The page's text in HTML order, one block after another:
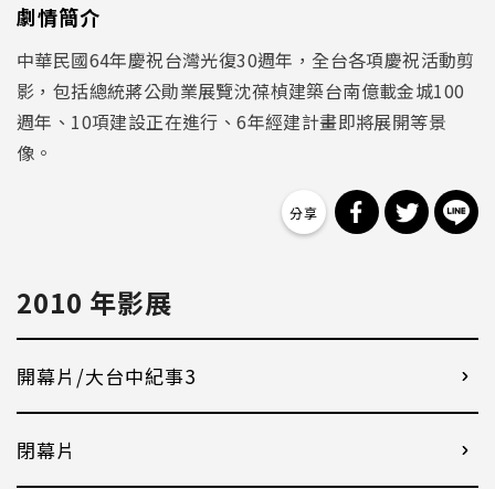
劇情簡介
中華民國64年慶祝台灣光復30週年，全台各項慶祝活動剪
影，包括總統蔣公勛業展覽沈葆楨建築台南億載金城100
週年、10項建設正在進行、6年經建計畫即將展開等景
像。
分享到分享到
2010 年影展
開幕片/大台中紀事3
閉幕片